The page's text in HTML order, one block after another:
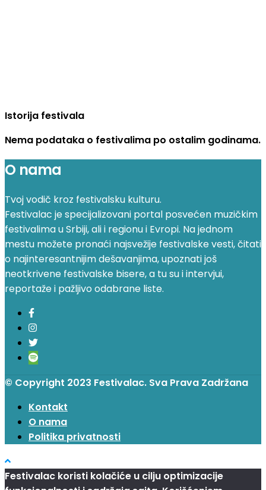
Istorija festivala
Nema podataka o festivalima po ostalim godinama.
O nama
Tvoj vodič kroz festivalsku kulturu.
Festivalac je specijalizovani portal posvećen muzičkim
festivalima u Srbiji, ali i regionu i Evropi. Na jednom
mestu možete pronaći najsvežije festivalske vesti, čitati
o najinteresantnijim dešavanjima, upoznati još
neotkrivene festivalske bisere, a tu su i intervjui,
reportaže i pažljivo odabrane liste.
© Copyright 2023 Festivalac. Sva Prava Zadržana
Kontakt
O nama
Politika privatnosti
Festivalac koristi kolačiće u cilju optimizacije